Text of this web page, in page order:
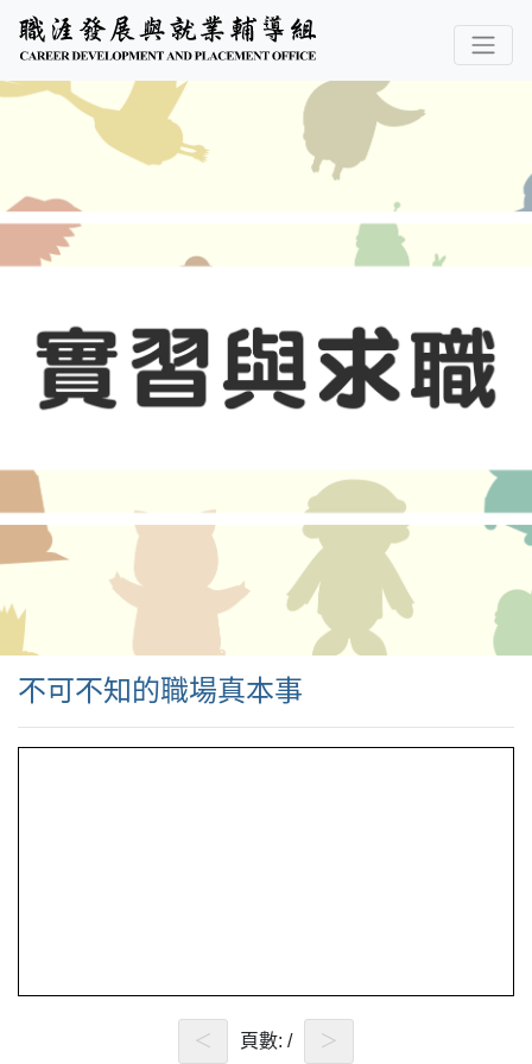
不可不知的職場真本事
＜ 頁數: / ＞